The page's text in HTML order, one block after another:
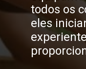
todos os
eles